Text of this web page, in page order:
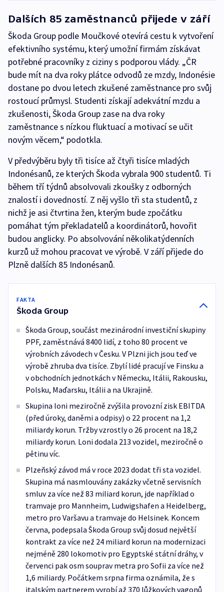
Dalších 85 zaměstnanců přijede v září
Škoda Group podle Moučkové otevírá cestu k vytvoření
efektivního systému, který umožní firmám získávat
potřebné pracovníky z ciziny s podporou vlády. „ČR
bude mít na dva roky plátce odvodů ze mzdy, Indonésie
dostane po dvou letech zkušené zaměstnance pro svůj
rostoucí průmysl. Studenti získají adekvátní mzdu a
zkušenosti, Škoda Group zase na dva roky
zaměstnance s nízkou fluktuací a motivací se učit
novým věcem,“ podotkla.
V předvýběru byly tři tisíce až čtyři tisíce mladých
Indonésanů, ze kterých Škoda vybrala 900 studentů. Ti
během tří týdnů absolvovali zkoušky z odborných
znalostí i dovedností. Z něj vyšlo tři sta studentů, z
nichž je asi čtvrtina žen, kterým bude zpočátku
pomáhat tým překladatelů a koordinátorů, hovořit
budou anglicky. Po absolvování několikatýdenních
kurzů už mohou pracovat ve výrobě. V září přijede do
Plzně dalších 85 Indonésanů.
FAKTA
Škoda Group
Škoda Group, součást mezinárodní investiční skupiny
PPF, zaměstnává 8400 lidí, z toho 80 procent ve
výrobních závodech v Česku. V Plzni jich jsou teď ve
výrobě zhruba dva tisíce. Zbylí lidé pracují ve Finsku a
v obchodních jednotkách v Německu, Itálii, Rakousku,
Polsku, Maďarsku, Itálii a na Ukrajině.
Skupina loni meziročně zvýšila provozní zisk EBITDA
(před úroky, daněmi a odpisy) o 22 procent na 1,2
miliardy korun. Tržby vzrostly o 26 procent na 18,2
miliardy korun. Loni dodala 213 vozidel, meziročně o
pětinu víc.
Plzeňský závod má v roce 2023 dodat tři sta vozidel.
Skupina má nasmlouvány zakázky včetně servisních
smluv za více než 83 miliard korun, jde například o
tramvaje pro Mannheim, Ludwigshafen a Heidelberg,
metro pro Varšavu a tramvaje do Helsinek. Koncem
června, podepsala Škoda Group svůj dosud největší
kontrakt za více než 24 miliard korun na modernizaci
nejméně 280 lokomotiv pro Egyptské státní dráhy, v
červenci pak osm souprav metra pro Sofii za více než
1,6 miliardy. Počátkem srpna firma oznámila, že s
italským partnerem vyrobí až 370 lůžkových vagonů